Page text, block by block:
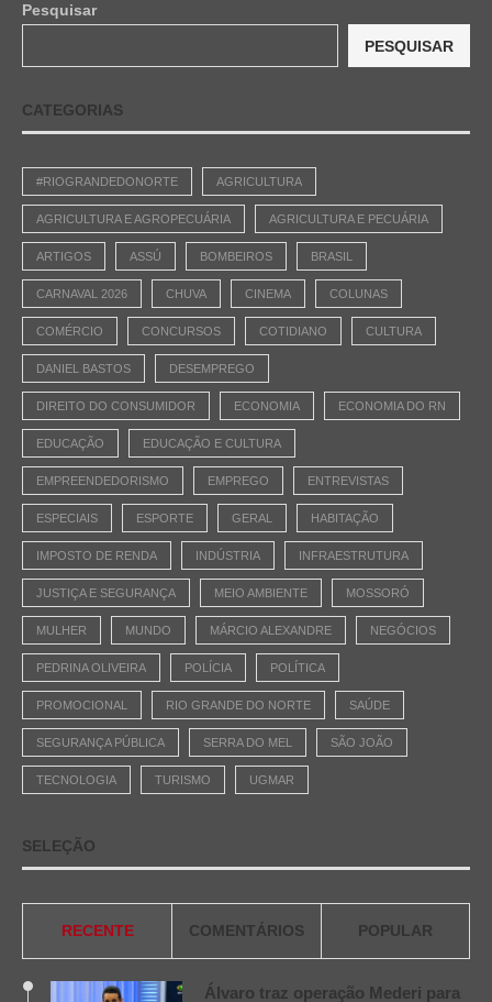
Pesquisar
PESQUISAR
CATEGORIAS
#RIOGRANDEDONORTE AGRICULTURA
AGRICULTURA E AGROPECUÁRIA AGRICULTURA E PECUÁRIA
ARTIGOS ASSÚ BOMBEIROS BRASIL
CARNAVAL 2026 CHUVA CINEMA COLUNAS
COMÉRCIO CONCURSOS COTIDIANO CULTURA
DANIEL BASTOS DESEMPREGO
DIREITO DO CONSUMIDOR ECONOMIA ECONOMIA DO RN
EDUCAÇÃO EDUCAÇÃO E CULTURA
EMPREENDEDORISMO EMPREGO ENTREVISTAS
ESPECIAIS ESPORTE GERAL HABITAÇÃO
IMPOSTO DE RENDA INDÚSTRIA INFRAESTRUTURA
JUSTIÇA E SEGURANÇA MEIO AMBIENTE MOSSORÓ
MULHER MUNDO MÁRCIO ALEXANDRE NEGÓCIOS
PEDRINA OLIVEIRA POLÍCIA POLÍTICA
PROMOCIONAL RIO GRANDE DO NORTE SAÚDE
SEGURANÇA PÚBLICA SERRA DO MEL SÃO JOÃO
TECNOLOGIA TURISMO UGMAR
SELEÇÃO
RECENTE COMENTÁRIOS POPULAR
Álvaro traz operação Mederi para